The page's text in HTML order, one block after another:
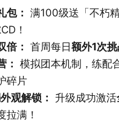
包： 满100级送「不朽
！
倍： 首周每日 额外1次
： 模拟团本机制，练配
碎片
观解锁： 升级成功激活
拉满！